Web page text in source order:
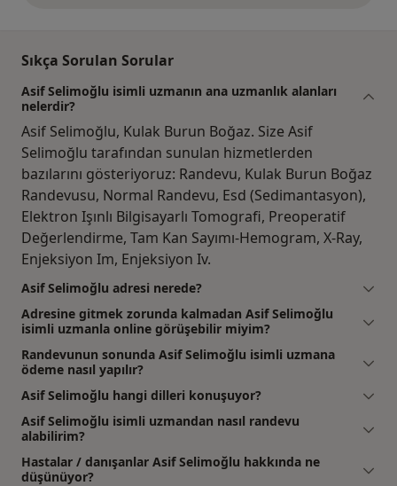
Sıkça Sorulan Sorular
Asif Selimoğlu isimli uzmanın ana uzmanlık alanları
nelerdir?
Asif Selimoğlu, Kulak Burun Boğaz. Size Asif
Selimoğlu tarafından sunulan hizmetlerden
bazılarını gösteriyoruz: Randevu, Kulak Burun Boğaz
Randevusu, Normal Randevu, Esd (Sedimantasyon),
Elektron Işınlı Bilgisayarlı Tomografi, Preoperatif
Değerlendirme, Tam Kan Sayımı-Hemogram, X-Ray,
Enjeksiyon Im, Enjeksiyon Iv.
Asif Selimoğlu adresi nerede?
Adresine gitmek zorunda kalmadan Asif Selimoğlu
isimli uzmanla online görüşebilir miyim?
Randevunun sonunda Asif Selimoğlu isimli uzmana
ödeme nasıl yapılır?
Asif Selimoğlu hangi dilleri konuşuyor?
Asif Selimoğlu isimli uzmandan nasıl randevu
alabilirim?
Hastalar / danışanlar Asif Selimoğlu hakkında ne
düşünüyor?